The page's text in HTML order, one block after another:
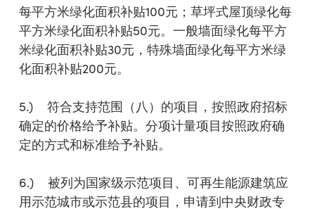
每平方米绿化面积补贴100元；草坪式屋顶绿化每
平方米绿化面积补贴50元。一般墙面绿化每平方
米绿化面积补贴30元，特殊墙面绿化每平方米绿
化面积补贴200元。
5.) 符合支持范围（八）的项目，按照政府招标
确定的价格给予补贴。分项计量项目按照政府确
定的方式和标准给予补贴。
6.) 被列为国家级示范项目、可再生能源建筑应
用示范城市或示范县的项目，申请到中央财政专